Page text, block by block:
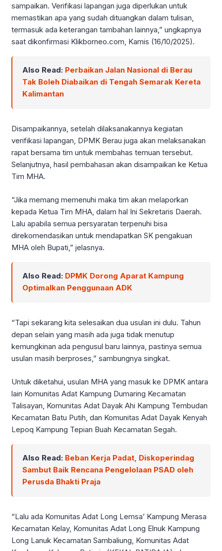
sampaikan. Verifikasi lapangan juga diperlukan untuk
memastikan apa yang sudah dituangkan dalam tulisan,
termasuk ada keterangan tambahan lainnya,” ungkapnya
saat dikonfirmasi Klikborneo.com, Kamis (16/10/2025).
Also Read: Perbaikan Jalan Nasional di Berau
Tak Boleh Diabaikan di Tengah Semarak Kereta
Kalimantan
Disampaikannya, setelah dilaksanakannya kegiatan
verifikasi lapangan, DPMK Berau juga akan melaksanakan
rapat bersama tim untuk membahas temuan tersebut.
Selanjutnya, hasil pembahasan akan disampaikan ke Ketua
Tim MHA.
“Jika memang memenuhi maka tim akan melaporkan
kepada Ketua Tim MHA, dalam hal Ini Sekretaris Daerah.
Lalu apabila semua persyaratan terpenuhi bisa
direkomendasikan untuk mendapatkan SK pengakuan
MHA oleh Bupati,” jelasnya.
Also Read: DPMK Dorong Aparat Kampung
Optimalkan Penggunaan ADK
“Tapi sekarang kita selesaikan dua usulan ini dulu. Tahun
depan selain yang masih ada juga tidak menutup
kemungkinan ada pengusul baru lainnya, pastinya semua
usulan masih berproses,” sambungnya singkat.
Untuk diketahui, usulan MHA yang masuk ke DPMK antara
lain Komunitas Adat Kampung Dumaring Kecamatan
Talisayan, Komunitas Adat Dayak Ahi Kampung Tembudan
Kecamatan Batu Putih, dan Komunitas Adat Dayak Kenyah
Lepoq Kampung Tepian Buah Kecamatan Segah.
Also Read: Beban Kerja Padat, Diskoperindag
Sambut Baik Rencana Pengelolaan PSAD oleh
Perusda Bhakti Praja
“Lalu ada Komunitas Adat Long Lemsa’ Kampung Merasa
Kecamatan Kelay, Komunitas Adat Long Elnuk Kampung
Long Lanuk Kecamatan Sambaliung, Komunitas Adat